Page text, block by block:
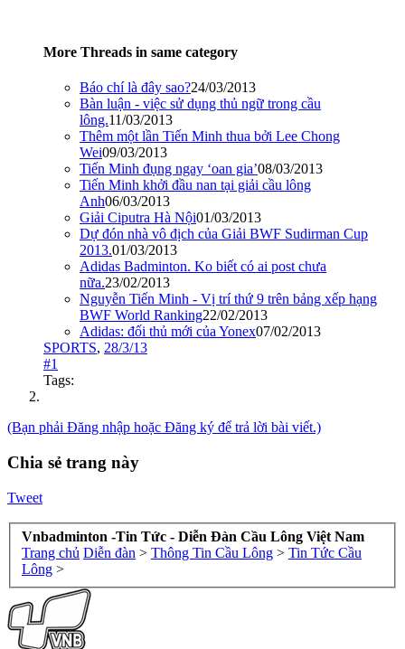
More Threads in same category
Báo chí là đây sao?24/03/2013
Bàn luận - việc sử dụng thủ ngữ trong cầu
lông.11/03/2013
Thêm một lần Tiến Minh thua bởi Lee Chong
Wei09/03/2013
Tiến Minh đụng ngay ‘oan gia’08/03/2013
Tiến Minh khởi đầu nan tại giải cầu lông
Anh06/03/2013
Giải Ciputra Hà Nội01/03/2013
Dự đón nhà vô địch của Giải BWF Sudirman Cup
2013.01/03/2013
Adidas Badminton. Ko biết có ai post chưa
nữa.23/02/2013
Nguyễn Tiến Minh - Vị trí thứ 9 trên bảng xếp hạng
BWF World Ranking22/02/2013
Adidas: đối thủ mới của Yonex07/02/2013
SPORTS, 28/3/13
#1
Tags:
(Bạn phải Đăng nhập hoặc Đăng ký để trả lời bài viết.)
Chia sẻ trang này
Tweet
Vnbadminton -Tin Tức - Diễn Đàn Cầu Lông Việt Nam
Trang chủ Diễn đàn > Thông Tin Cầu Lông > Tin Tức Cầu
Lông >